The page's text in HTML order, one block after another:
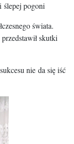
i ślepej pogoni
świata.
skutki
nie da się iść